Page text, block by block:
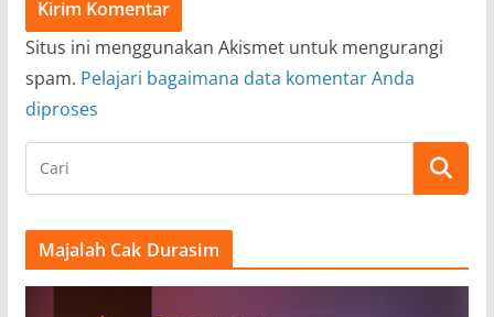
Situs ini menggunakan Akismet untuk mengurangi
spam. Pelajari bagaimana data komentar Anda
diproses
Majalah Cak Durasim